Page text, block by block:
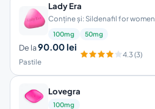
Lady Era
Conține și: Sildenafil for women
100mg 50mg
De la90.00 lei
Pastile
4.3 (3)
Lovegra
100mg